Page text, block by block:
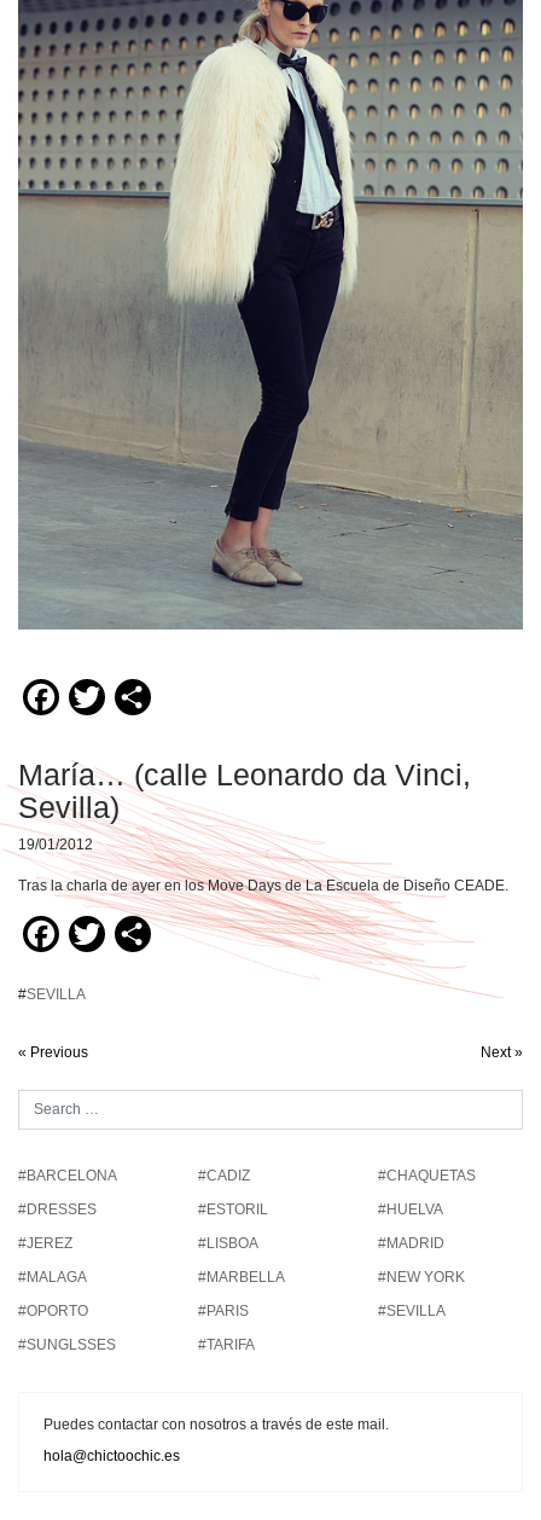
Facebook
Twitter
María… (calle Leonardo da Vinci,
Sevilla)
19/01/2012
Tras la charla de ayer en los Move Days de La Escuela de Diseño CEADE.
Facebook
TwitterCompartir
#SEVILLA
« Previous Next »
#BARCELONA #CADIZ
#CHAQUETAS
#DRESSES
#ESTORIL
#HUELVA
#JEREZ
#LISBOA
#MADRID
#MALAGA
#MARBELLA
#NEW YORK
#OPORTO
#PARIS
#SEVILLA
#SUNGLSSES
#TARIFA
Puedes contactar con nosotros a través de este mail.
hola@chictoochic.es